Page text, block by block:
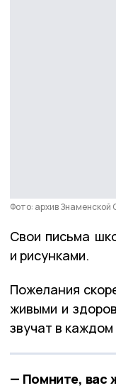
Фото: архив
Свои письма
и рисунками.
Пожелания
живыми и
звучат в
— Помните, вас